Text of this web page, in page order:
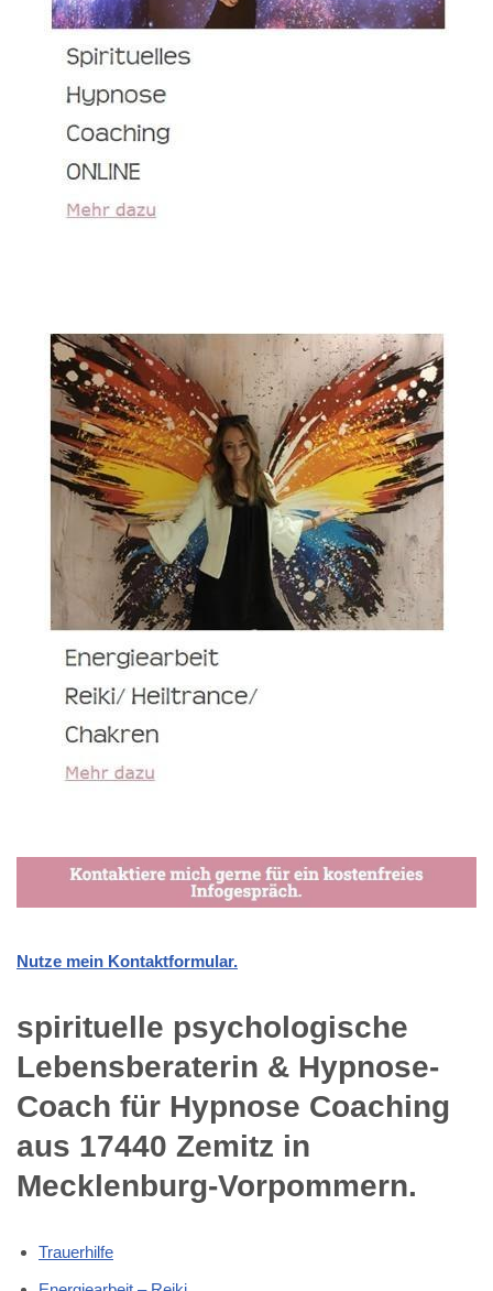
Nutze mein Kontaktformular.
spirituelle psychologische
Lebensberaterin & Hypnose-
Coach für Hypnose Coaching
aus 17440 Zemitz in
Mecklenburg-Vorpommern.
Trauerhilfe